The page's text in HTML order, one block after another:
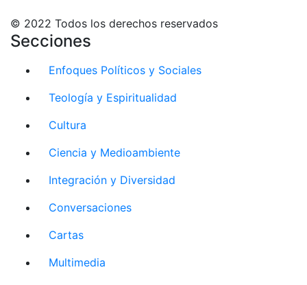
© 2022 Todos los derechos reservados
Secciones
Enfoques Políticos y Sociales
Teología y Espiritualidad
Cultura
Ciencia y Medioambiente
Integración y Diversidad
Conversaciones
Cartas
Multimedia